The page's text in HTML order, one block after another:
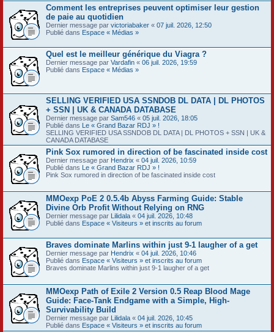
Comment les entreprises peuvent optimiser leur gestion
de paie au quotidien
Dernier message par victoriabaker « 07 juil. 2026, 12:50
Publié dans Espace « Médias »
Quel est le meilleur générique du Viagra ?
Dernier message par Vardafin « 06 juil. 2026, 19:59
Publié dans Espace « Médias »
SELLING VERIFIED USA SSNDOB DL DATA | DL PHOTOS
+ SSN | UK & CANADA DATABASE
Dernier message par Sam546 « 05 juil. 2026, 18:05
Publié dans Le « Grand Bazar RDJ » !
SELLING VERIFIED USA SSNDOB DL DATA | DL PHOTOS + SSN | UK &
CANADA DATABASE
Pink Sox rumored in direction of be fascinated inside cost
Dernier message par Hendrix « 04 juil. 2026, 10:59
Publié dans Le « Grand Bazar RDJ » !
Pink Sox rumored in direction of be fascinated inside cost
MMOexp PoE 2 0.5.4b Abyss Farming Guide: Stable
Divine Orb Profit Without Relying on RNG
Dernier message par Lilidala « 04 juil. 2026, 10:48
Publié dans Espace « Visiteurs » et inscrits au forum
Braves dominate Marlins within just 9-1 laugher of a get
Dernier message par Hendrix « 04 juil. 2026, 10:46
Publié dans Espace « Visiteurs » et inscrits au forum
Braves dominate Marlins within just 9-1 laugher of a get
MMOexp Path of Exile 2 Version 0.5 Reap Blood Mage
Guide: Face-Tank Endgame with a Simple, High-
Survivability Build
Dernier message par Lilidala « 04 juil. 2026, 10:45
Publié dans Espace « Visiteurs » et inscrits au forum